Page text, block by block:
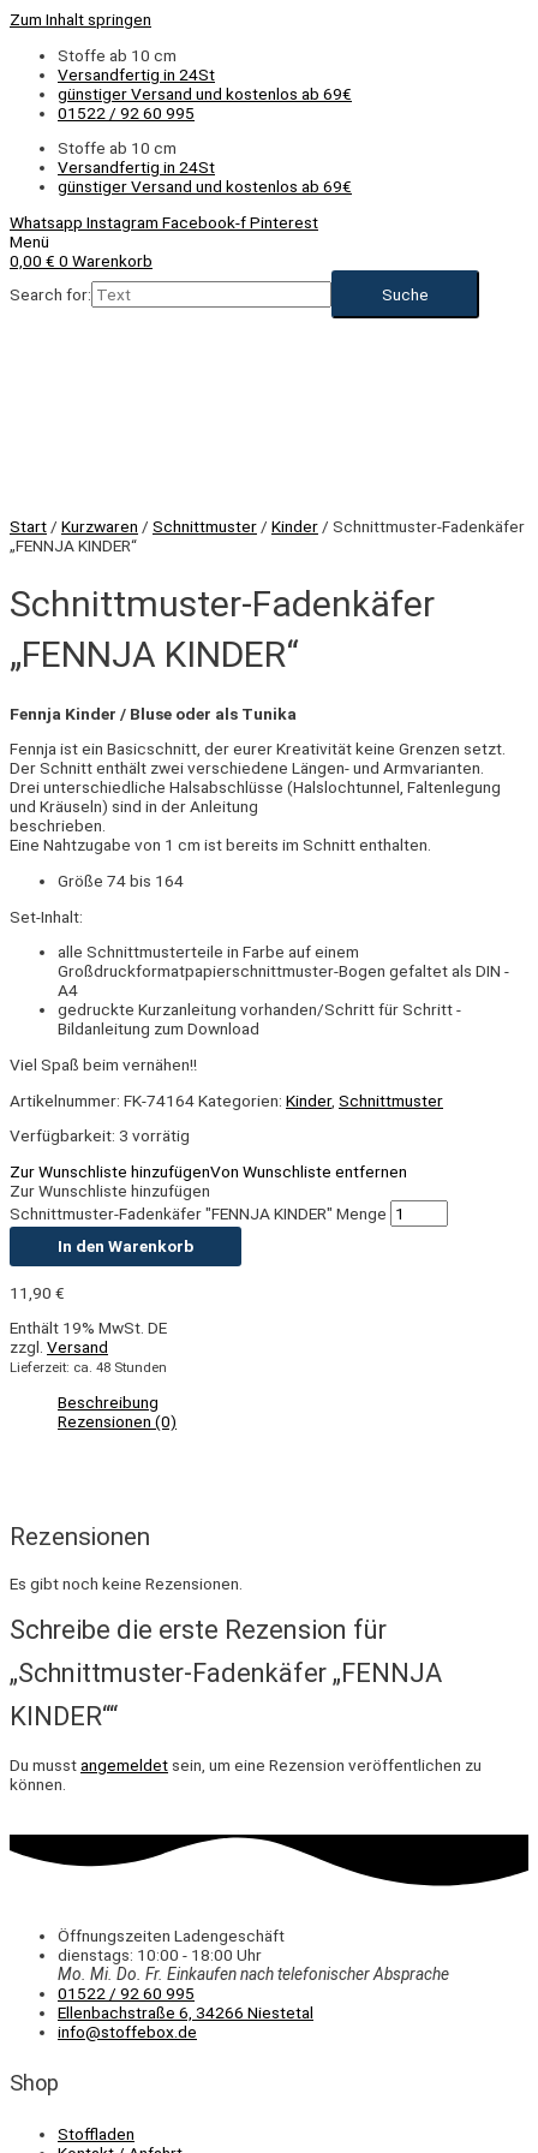
Zum Inhalt springen
Stoffe ab 10 cm
Versandfertig in 24St
günstiger Versand und kostenlos ab 69€
01522 / 92 60 995
Stoffe ab 10 cm
Versandfertig in 24St
günstiger Versand und kostenlos ab 69€
Whatsapp Instagram Facebook-fPinterest
Menü
0,00 € 0 Warenkorb
Search for:
Start / Kurzwaren / Schnittmuster / Kinder / Schnittmuster-Fadenkäfer
„FENNJA KINDER“
Schnittmuster-Fadenkäfer
„FENNJA KINDER“
Fennja Kinder / Bluse oder als Tunika
Fennja ist ein Basicschnitt, der eurer Kreativität keine Grenzen setzt.
Der Schnitt enthält zwei verschiedene Längen- und Armvarianten.
Drei unterschiedliche Halsabschlüsse (Halslochtunnel, Faltenlegung
und Kräuseln) sind in der Anleitung
beschrieben.
Eine Nahtzugabe von 1 cm ist bereits im Schnitt enthalten.
Größe 74 bis 164
Set-Inhalt:
alle Schnittmusterteile in Farbe auf einem
Großdruckformatpapierschnittmuster-Bogen gefaltet als DIN -
A4
gedruckte Kurzanleitung vorhanden/Schritt für Schritt -
Bildanleitung zum Download
Viel Spaß beim vernähen!!
Artikelnummer: FK-74164Kategorien: Kinder, Schnittmuster
Verfügbarkeit: 3 vorrätig
Zur Wunschliste hinzufügenVon Wunschliste entfernen
Zur Wunschliste hinzufügen
Schnittmuster-Fadenkäfer "FENNJA KINDER" Menge
In den Warenkorb
11,90 €
Enthält 19% MwSt. DE
zzgl. Versand
Lieferzeit: ca. 48 Stunden
Beschreibung
Rezensionen (0)
Rezensionen
Es gibt noch keine Rezensionen.
Schreibe die erste Rezension für
„Schnittmuster-Fadenkäfer „FENNJA
KINDER““
Du musstangemeldet sein, um eine Rezension veröffentlichen zu
können.
Öffnungszeiten Ladengeschäft
dienstags: 10:00 - 18:00 Uhr
Mo. Mi. Do. Fr. Einkaufennach telefonischer Absprache
01522 / 92 60 995
Ellenbachstraße 6, 34266 Niestetal
info@stoffebox.de
Shop
Stoffladen